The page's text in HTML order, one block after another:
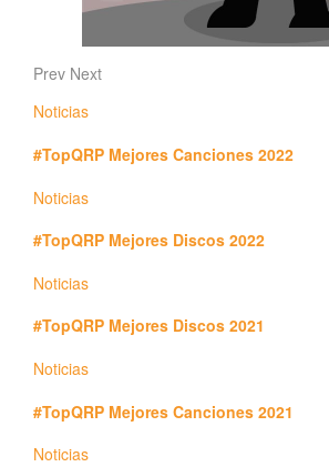
Prev Next
Noticias
#TopQRP Mejores Canciones 2022
Noticias
#TopQRP Mejores Discos 2022
Noticias
#TopQRP Mejores Discos 2021
Noticias
#TopQRP Mejores Canciones 2021
Noticias